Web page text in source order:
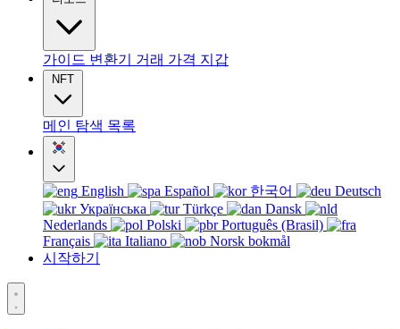
가이드 변환기 거래 가격 지갑
NFT
메인 탐색 목록
English Español 한국어
Deutsch
Українська
Türkçe
Dansk
Nederlands
Polski
Português (Brasil)
Français
Italiano
Norsk bokmål
시작하기